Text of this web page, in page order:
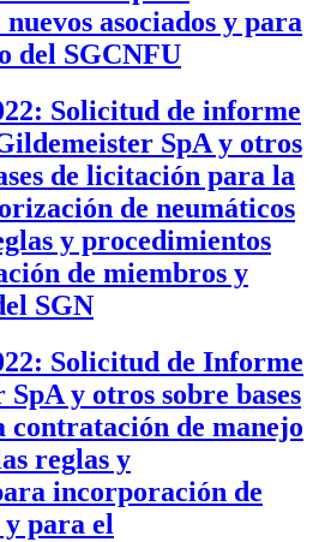
asociados y para
del SGCNFU
Solicitud de informe
SpA y otros
de licitación para la
de neumáticos
y procedimientos
de miembros y
SGN
Solicitud de Informe
y otros sobre bases
contratación de manejo
reglas y
incorporación de
y para el